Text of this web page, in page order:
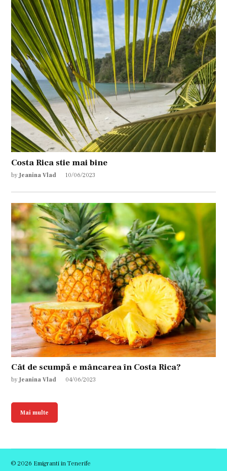
Costa Rica stie mai bine
by Jeanina Vlad 10/06/2023
Cât de scumpă e mâncarea în Costa Rica?
by Jeanina Vlad 04/06/2023
Mai multe
© 2026 Emigranti in Tenerife